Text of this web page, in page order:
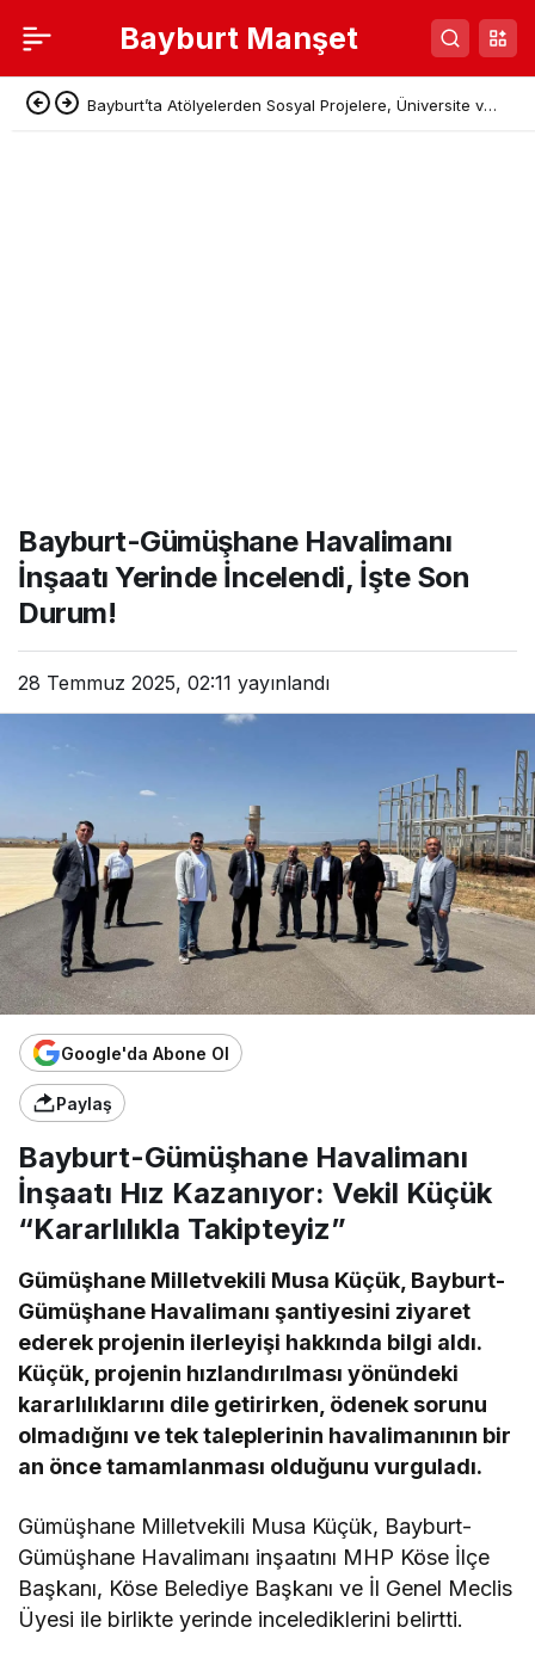
Bayburt Manşet
Bayburt’ta Atölyelerden Sosyal Projelere, Üniversite ve
Bayburt-Gümüşhane Havalimanı
İnşaatı Yerinde İncelendi, İşte Son
Durum!
28 Temmuz 2025, 02:11 yayınlandı
Google'da Abone Ol
Paylaş
Bayburt-Gümüşhane Havalimanı
İnşaatı Hız Kazanıyor: Vekil Küçük
“Kararlılıkla Takipteyiz”
Gümüşhane Milletvekili Musa Küçük, Bayburt-
Gümüşhane Havalimanı şantiyesini ziyaret
ederek projenin ilerleyişi hakkında bilgi aldı.
Küçük, projenin hızlandırılması yönündeki
kararlılıklarını dile getirirken, ödenek sorunu
olmadığını ve tek taleplerinin havalimanının bir
an önce tamamlanması olduğunu vurguladı.
Gümüşhane Milletvekili Musa Küçük, Bayburt-
Gümüşhane Havalimanı inşaatını MHP Köse İlçe
Başkanı, Köse Belediye Başkanı ve İl Genel Meclis
Üyesi ile birlikte yerinde incelediklerini belirtti.